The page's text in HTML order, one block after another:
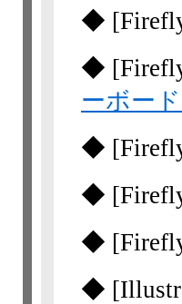
◆
◆
ーボー
◆
◆
◆
◆